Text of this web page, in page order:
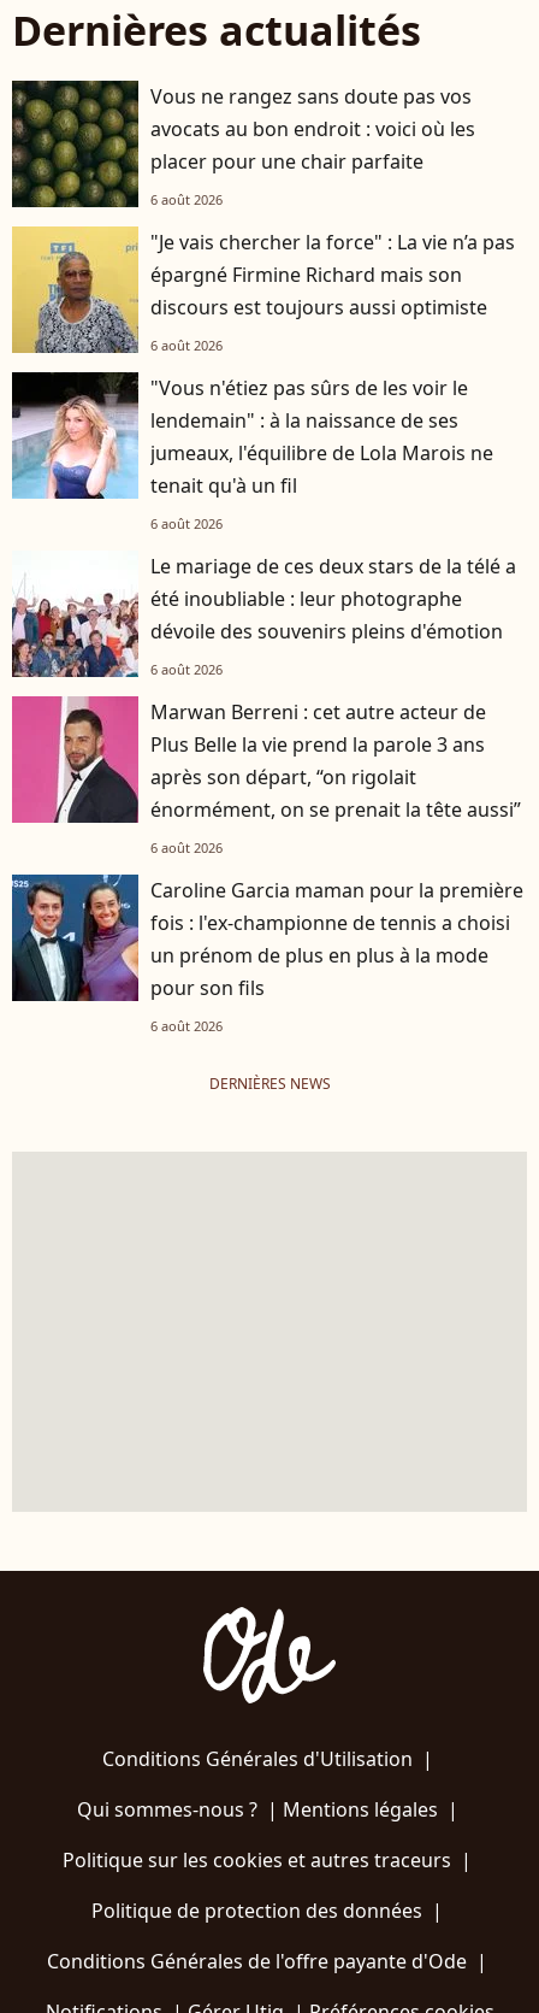
Dernières actualités
Vous ne rangez sans doute pas vos
avocats au bon endroit : voici où les
placer pour une chair parfaite
6 août 2026
"Je vais chercher la force" : La vie n’a pas
épargné Firmine Richard mais son
discours est toujours aussi optimiste
6 août 2026
"Vous n'étiez pas sûrs de les voir le
lendemain" : à la naissance de ses
jumeaux, l'équilibre de Lola Marois ne
tenait qu'à un fil
6 août 2026
Le mariage de ces deux stars de la télé a
été inoubliable : leur photographe
dévoile des souvenirs pleins d'émotion
6 août 2026
Marwan Berreni : cet autre acteur de
Plus Belle la vie prend la parole 3 ans
après son départ, “on rigolait
énormément, on se prenait la tête aussi”
6 août 2026
Caroline Garcia maman pour la première
fois : l'ex-championne de tennis a choisi
un prénom de plus en plus à la mode
pour son fils
6 août 2026
DERNIÈRES NEWS
Conditions Générales d'Utilisation |
Qui sommes-nous ?| Mentions légales |
Politique sur les cookies et autres traceurs |
Politique de protection des données |
Conditions Générales de l'offre payante d'Ode |